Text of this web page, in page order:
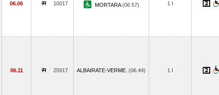
06.06 10017 MORTARA(06.57) 1 I
06.11 25917 ALBAIRATE-VERME. (06.44) 1 I